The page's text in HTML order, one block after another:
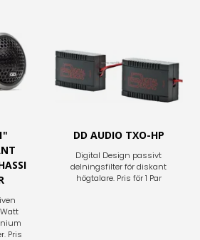
Pris
DD AUDIO TXO-HP
Digital Design passivt
delningsfilter för diskant
högtalare. Pris för 1 Par